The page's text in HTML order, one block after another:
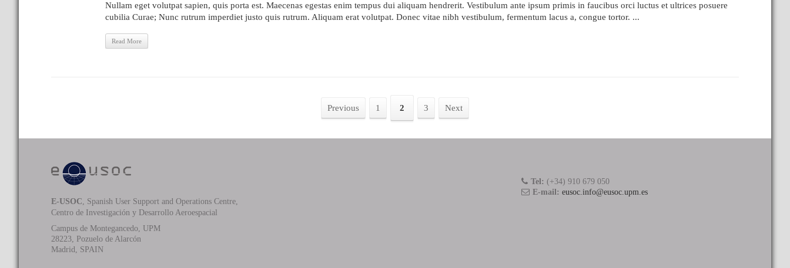
Nullam eget volutpat sapien, quis porta est. Maecenas egestas enim tempus dui aliquam hendrerit. Vestibulum ante ipsum primis in faucibus orci luctus et ultrices posuere
cubilia Curae; Nunc rutrum imperdiet justo quis rutrum. Aliquam erat volutpat. Donec vitae nibh vestibulum, fermentum lacus a, congue tortor. ...
Read More
Previous 1 2 3 Next
E-USOC, Spanish User Support and Operations Centre,
Centro de Investigación y Desarrollo Aeroespacial
Campus de Montegancedo, UPM
28223, Pozuelo de Alarcón
Madrid, SPAIN
Tel: (+34) 910 679 050
E-mail: eusoc.info@eusoc.upm.es